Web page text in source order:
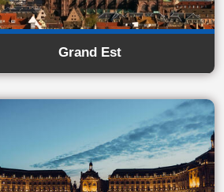
Grand Est